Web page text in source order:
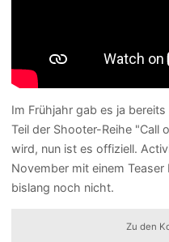
Im Frühjahr gab es ja bereits
Teil der Shooter-Reihe "Call
wird, nun ist es offiziell.
November mit einem
bislang noch nicht.
Zu den